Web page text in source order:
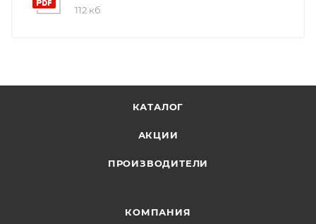
112 кб
КАТАЛОГ
АКЦИИ
ПРОИЗВОДИТЕЛИ
КОМПАНИЯ